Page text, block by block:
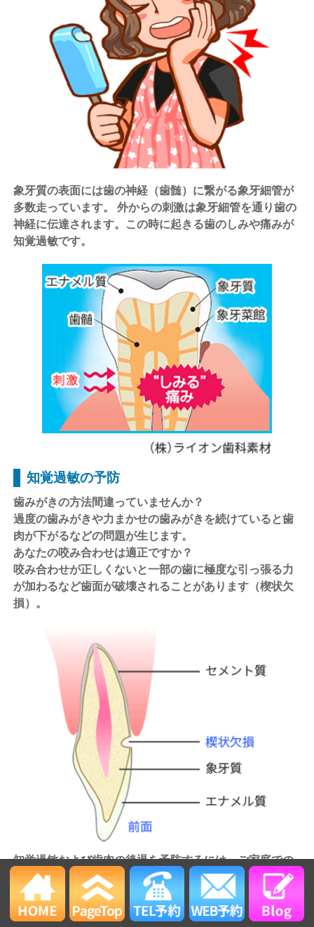
象牙質の表面には歯の神経（歯髄）に繋がる象牙細管が
多数走っています。 外からの刺激は象牙細管を通り歯の
神経に伝達されます。この時に起きる歯のしみや痛みが
知覚過敏です。
知覚過敏の予防
歯みがきの方法間違っていませんか？
過度の歯みがきや力まかせの歯みがきを続けていると歯
肉が下がるなどの問題が生じます。
あなたの咬み合わせは適正ですか？
咬み合わせが正しくないと一部の歯に極度な引っ張る力
が加わるなど歯面が破壊されることがあります（楔状欠
損）。
知覚過敏および歯肉の後退を予防するには、ご家庭での
正しいお口のケアが重要です。
咬み合わせが適正でない場合もありますので、歯科医院
で検査してもらいましょう。